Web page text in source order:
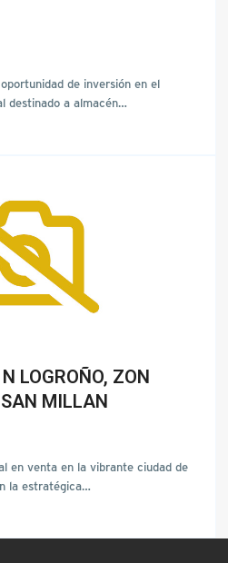
de inversión en el
destinado a almacén…
LOGROÑO, ZON
MILLAN
en venta en la vibrante ciudad de
la estratégica…